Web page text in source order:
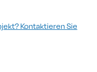
Kontaktieren Sie